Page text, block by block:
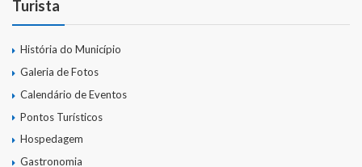
Turista
História do Município
Galeria de Fotos
Calendário de Eventos
Pontos Turísticos
Hospedagem
Gastronomia